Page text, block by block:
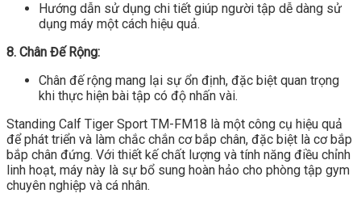
Hướng dẫn sử dụng chi tiết giúp người tập dễ dàng sử
dụng máy một cách hiệu quả.
8. Chân Đế Rộng:
Chân đế rộng mang lại sự ổn định, đặc biệt quan trọng
khi thực hiện bài tập có độ nhấn vài.
Standing Calf Tiger Sport TM-FM18 là một công cụ hiệu quả
để phát triển và làm chắc chắn cơ bắp chân, đặc biệt là cơ bắp
bắp chân đứng. Với thiết kế chất lượng và tính năng điều chỉnh
linh hoạt, máy này là sự bổ sung hoàn hảo cho phòng tập gym
chuyên nghiệp và cá nhân.